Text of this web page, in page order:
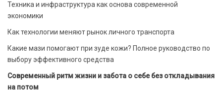
Техника и инфраструктура как основа современной
экономики
Как технологии меняют рынок личного транспорта
Какие мази помогают при зуде кожи? Полное руководство по
выбору эффективного средства
Современный ритм жизни и забота о себе без откладывания
на потом